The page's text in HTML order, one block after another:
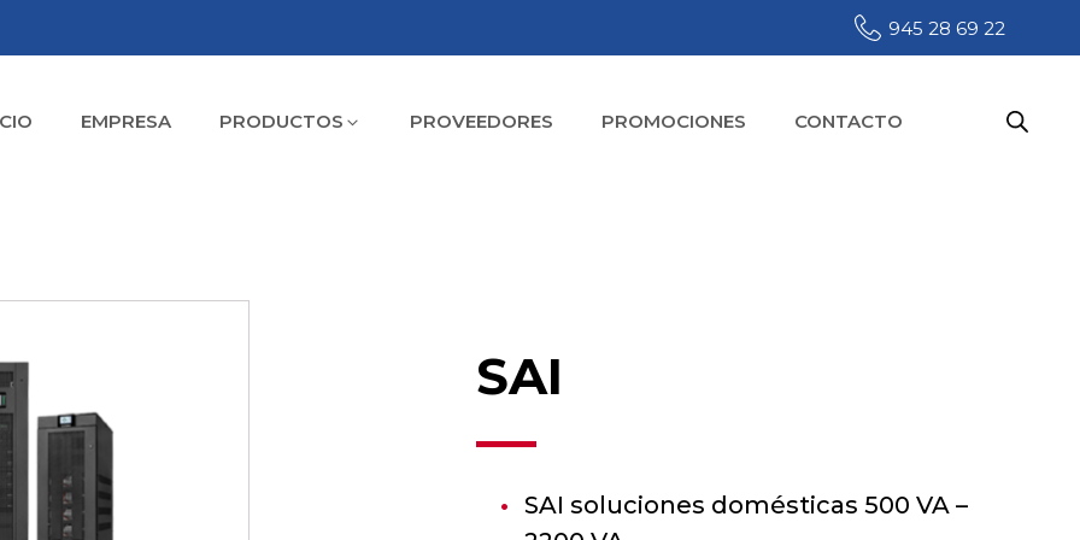
945 28 69 22
EMPRESA PRODUCTOS PROVEEDORES PROMOCIONES CONTACTO
SAI
SAI soluciones domésticas 500 VA –